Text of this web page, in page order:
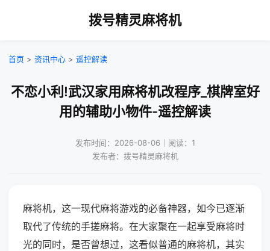
拨号精灵麻将机
首页 > 资讯中心 > 遥控解读
不恋小利!武汉家用麻将机改程序_棋牌室好
用的辅助小物件-遥控解读
发布时间：2026-08-06｜阅读：1
发布者：拨号精灵麻将机
麻将机，这一现代麻将游戏的必备神器，如今已逐渐
取代了传统的手搓麻将。在大家聚在一起享受麻将时
光的同时，是否曾想过，这看似普通的麻将机，其实